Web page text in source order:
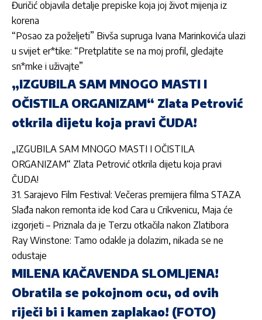
Đuričić objavila detalje prepiske koja joj život mijenja iz
korena
“Posao za poželjeti” Bivša supruga Ivana Marinkovića ulazi
u svijet er*tike: “Pretplatite se na moj profil, gledajte
sn*mke i uživajte”
„IZGUBILA SAM MNOGO MASTI I
OČISTILA ORGANIZAM“ Zlata Petrović
otkrila dijetu koja pravi ČUDA!
„IZGUBILA SAM MNOGO MASTI I OČISTILA
ORGANIZAM“ Zlata Petrović otkrila dijetu koja pravi
ČUDA!
31. Sarajevo Film Festival: Večeras premijera filma STAZA
Slađa nakon remonta ide kod Cara u Crikvenicu, Maja će
izgorjeti – Priznala da je Terzu otkačila nakon Zlatibora
Ray Winstone: Tamo odakle ja dolazim, nikada se ne
odustaje
MILENA KAČAVENDA SLOMLJENA!
Obratila se pokojnom ocu, od ovih
riječi bi i kamen zaplakao! (FOTO)